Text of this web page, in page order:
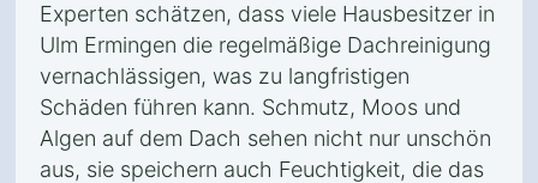
Experten schätzen, dass viele Hausbesitzer in
Ulm Ermingen die regelmäßige Dachreinigung
vernachlässigen, was zu langfristigen
Schäden führen kann. Schmutz, Moos und
Algen auf dem Dach sehen nicht nur unschön
aus, sie speichern auch Feuchtigkeit, die das